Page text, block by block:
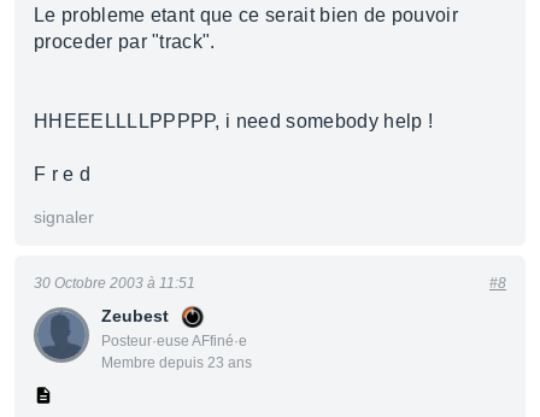
Le probleme etant que ce serait bien de pouvoir
proceder par "track".
HHEEELLLLPPPPP, i need somebody help !
F r e d
signaler
Zeubest
Posteur·euse AFfiné·e
Membre depuis 23 ans
30 Octobre 2003 à 11:51 #8